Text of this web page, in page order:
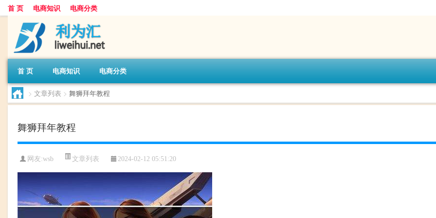
首 页 电商知识 电商分类
首 页 电商知识 电商分类
> 文章列表 > 舞狮拜年教程
舞狮拜年教程
网友:wsb 文章列表 2024-02-12 05:51:20